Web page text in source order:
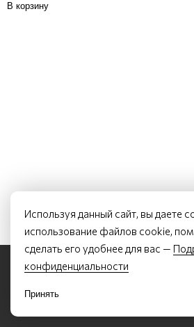
В корзину
Используя данный сайт, вы даете
использование файлов cookie,
сделать его удобнее для вас —
конфиденциальности
Принять
©2022 - 2026 Курсы устного перевода и
По всем вопросам обращаться по почте: